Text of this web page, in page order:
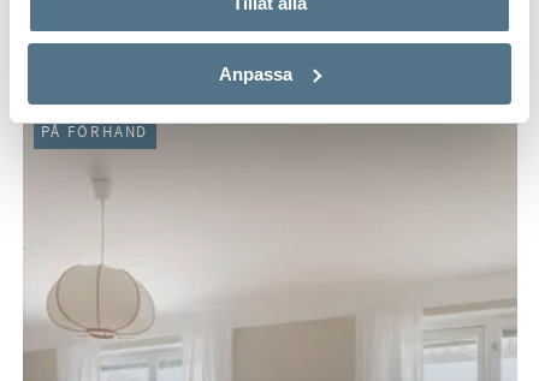
Anpassa
Byalagsvägen 14
36,4 KVM 1,5 RUM 1 850 000 KR
PÅ FÖRHAND